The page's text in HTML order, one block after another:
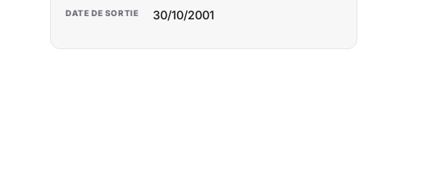
DATE DE SORTIE 30/10/2001